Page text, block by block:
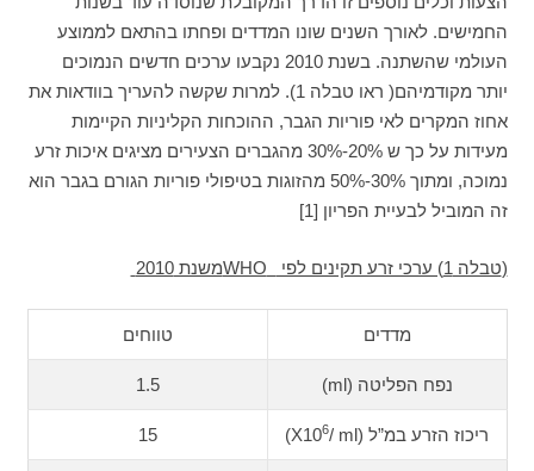
החמישים. לאורך השנים שונו המדדים ופחתו בהתאם לממוצע
העולמי שהשתנה. בשנת 2010 נקבעו ערכים חדשים הנמוכים
יותר מקודמיהם( ראו טבלה 1). למרות שקשה להעריך בוודאות את
אחוז המקרים לאי פוריות הגבר, ההוכחות הקליניות הקיימות
מעידות על כך ש 20%-30% מהגברים הצעירים מציגים איכות זרע
נמוכה, ומתוך 30%-50% מהזוגות בטיפולי פוריות הגורם בגבר הוא
זה המוביל לבעיית הפריון [1]
(טבלה 1) ערכי זרע תקינים לפי משנת 2010
מדדים טווחים
נפח הפליטה (ml) 1.5
ריכוז הזרע במ”ל (X10 6/ ml)
15